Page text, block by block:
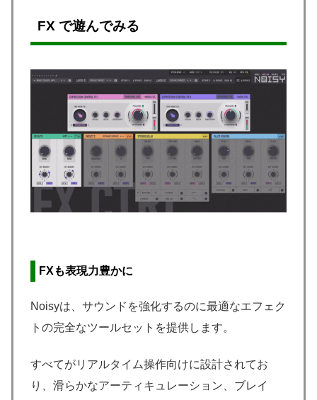
FX で遊んでみる
FXも表現力豊かに
Noisyは、サウンドを強化するのに最適なエフェク
トの完全なツールセットを提供します。
すべてがリアルタイム操作向けに設計されてお
り、滑らかなアーティキュレーション、ブレイ